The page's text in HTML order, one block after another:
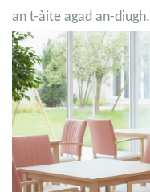
an t-àite agad an-diugh.